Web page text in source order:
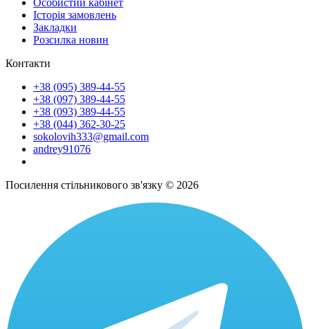
Особистий кабінет
Історія замовлень
Закладки
Розсилка новин
Контакти
+38 (095) 389-44-55
+38 (097) 389-44-55
+38 (093) 389-44-55
+38 (044) 362-30-25
sokolovih333@gmail.com
andrey91076
Посилення стільникового зв'язку © 2026